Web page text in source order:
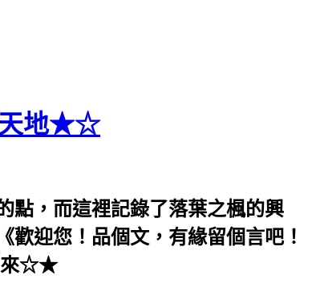
天地★☆
點，而這裡記錄了落葉之楓的興
迎您！品個文，有緣留個言吧！
來☆★